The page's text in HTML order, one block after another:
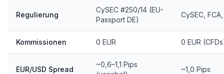
Regulierung
CySEC #250/14 (EU-
Passport DE)
CySEC,
Kommissionen 0 EUR 0 EUR
EUR/USD Spread
~0,6–1,1 Pips
~1,0 Pips